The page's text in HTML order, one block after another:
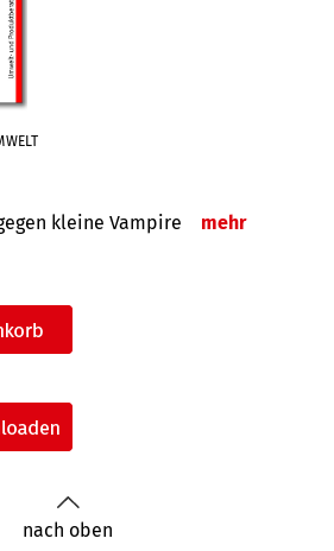
kleine Vampire mehr
nach oben